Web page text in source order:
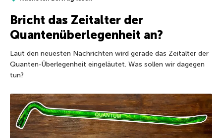
Bricht das Zeitalter der
Quantenüberlegenheit an?
Laut den neuesten Nachrichten wird gerade das Zeitalter der
Quanten-Überlegenheit eingeläutet. Was sollen wir dagegen
tun?